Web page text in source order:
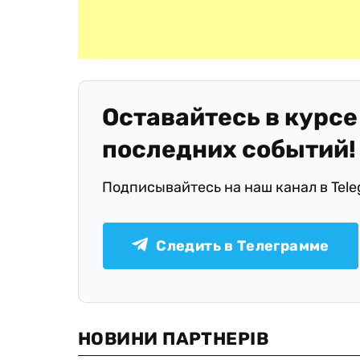
Оставайтесь в курсе
последних событий!
Подписывайтесь на наш канал в
Следить в Телеграмме